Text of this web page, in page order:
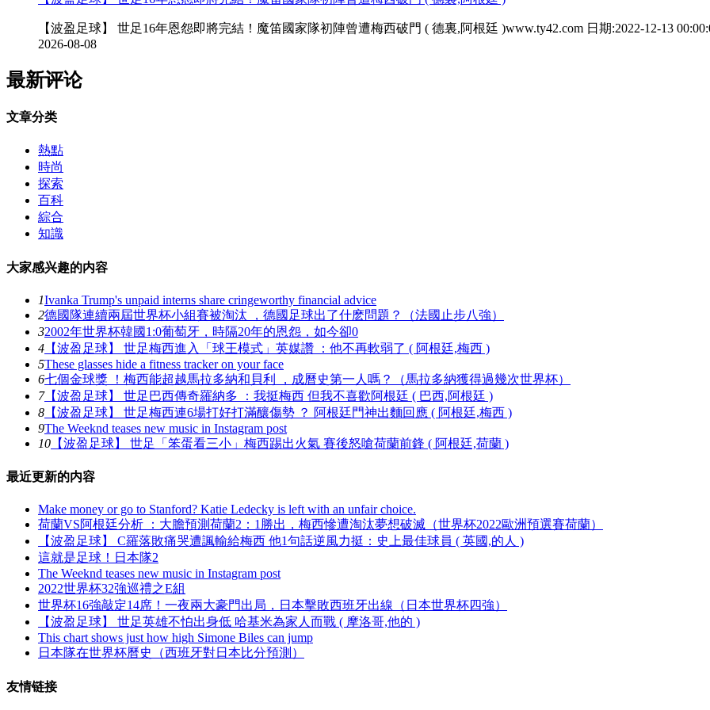
【波盈足球】 世足16年恩怨即將完結！魔笛國家隊初陣曾遭梅西破門 ( 德裏,阿根廷 )www.ty42.com 日期:2022-12-13
2026-08-08
最新评论
文章分类
熱點
時尚
探索
百科
綜合
知識
大家感兴趣的内容
1Ivanka Trump's unpaid interns share cringeworthy financial advice
2德國隊連續兩屆世界杯小組賽被淘汰 ，德國足球出了什麽問題 ？（法國止步八強）
32002年世界杯韓國1:0葡萄牙，時隔20年的恩怨，如今卻0
4 【波盈足球】 世足梅西進入「球王模式」英媒讚 ：他不再軟弱了 ( 阿根廷,梅西 )
5These glasses hide a fitness tracker on your face
6七個金球獎 ！梅西能超越馬拉多納和貝利 ，成曆史第一人嗎？（馬拉多納獲得過幾次世界杯）
7【波盈足球】 世足巴西傳奇羅納多 ：我挺梅西 但我不喜歡阿根廷 ( 巴西,阿根廷 )
8 【波盈足球】 世足梅西連6場打好打滿釀傷勢 ？ 阿根廷門神出麵回應 ( 阿根廷,梅西 )
9The Weeknd teases new music in Instagram post
10 【波盈足球】 世足「笨蛋看三小」梅西踢出火氣 賽後怒嗆荷蘭前鋒 ( 阿根廷,荷蘭 )
最近更新的内容
Make money or go to Stanford? Katie Ledecky is left with an unfair choice.
荷蘭VS阿根廷分析 ：大膽預測荷蘭2：1勝出 ，梅西慘遭淘汰夢想破滅（世界杯2022歐洲預選賽荷蘭）
【波盈足球】 C羅落敗痛哭遭諷輸給梅西 他1句話逆風力挺：史上最佳球員 ( 英國,的人 )
這就是足球！日本隊2
The Weeknd teases new music in Instagram post
2022世界杯32強巡禮之E組
世界杯16強敲定14席！一夜兩大豪門出局，日本擊敗西班牙出線（日本世界杯四強）
【波盈足球】 世足英雄不怕出身低 哈基米為家人而戰 ( 摩洛哥,他的 )
This chart shows just how high Simone Biles can jump
日本隊在世界杯曆史（西班牙對日本比分預測）
友情链接